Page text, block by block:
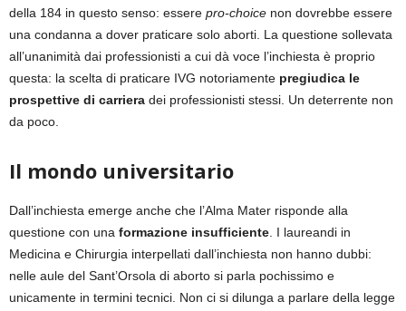
della 184 in questo senso: essere pro-choice non dovrebbe essere
una condanna a dover praticare solo aborti. La questione sollevata
all’unanimità dai professionisti a cui dà voce l’inchiesta è proprio
questa: la scelta di praticare IVG notoriamente pregiudica le
prospettive di carriera dei professionisti stessi. Un deterrente non
da poco.
Il mondo universitario
Dall’inchiesta emerge anche che l’Alma Mater risponde alla
questione con una formazione insufficiente. I laureandi in
Medicina e Chirurgia interpellati dall’inchiesta non hanno dubbi:
nelle aule del Sant’Orsola di aborto si parla pochissimo e
unicamente in termini tecnici. Non ci si dilunga a parlare della legge